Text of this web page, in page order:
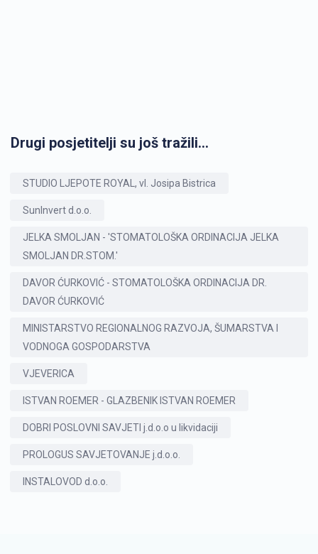
Drugi posjetitelji su još tražili...
STUDIO LJEPOTE ROYAL, vl. Josipa Bistrica
SunInvert d.o.o.
JELKA SMOLJAN - 'STOMATOLOŠKA ORDINACIJA JELKA
SMOLJAN DR.STOM.'
DAVOR ĆURKOVIĆ - STOMATOLOŠKA ORDINACIJA DR.
DAVOR ĆURKOVIĆ
MINISTARSTVO REGIONALNOG RAZVOJA, ŠUMARSTVA I
VODNOGA GOSPODARSTVA
VJEVERICA
ISTVAN ROEMER - GLAZBENIK ISTVAN ROEMER
DOBRI POSLOVNI SAVJETI j.d.o.o u likvidaciji
PROLOGUS SAVJETOVANJE j.d.o.o.
INSTALOVOD d.o.o.